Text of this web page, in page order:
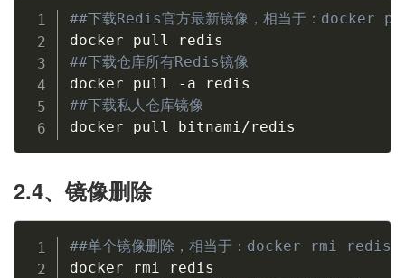
##下载Redis官方最新镜像，相当于：
##下载仓库所有Redis镜像
##下载私人仓库镜像
docker pull bitnami/redis
2.4、镜像删除
##单个镜像删除，相当于：docker rmi